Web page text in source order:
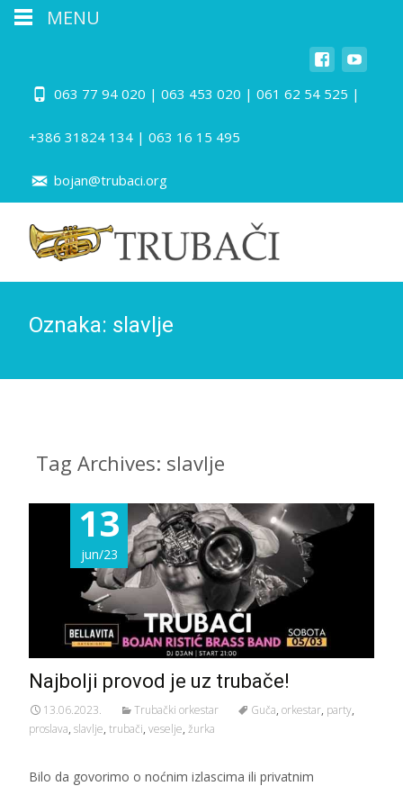
063 77 94 020 | 063 453 020 | 061 62 54 525 |
+386 31824 134 | 063 16 15 495
bojan@trubaci.org
Oznaka: slavlje
Tag Archives: slavlje
13
jun/23
Najbolji provod je uz trubače!
13.06.2023. Trubački orkestar Guča, orkestar, party,
proslava, slavlje, trubači, veselje, žurka
Bilo da govorimo o noćnim izlascima ili privatnim
MENU